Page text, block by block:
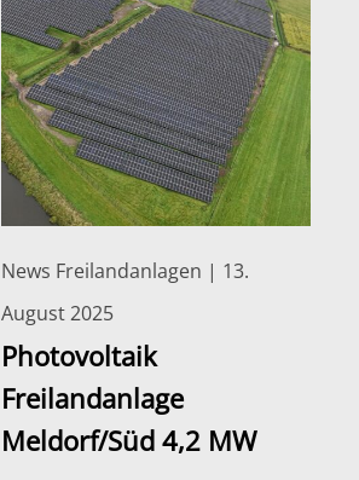
News Freilandanlagen | 13.
August 2025
Photovoltaik
Freilandanlage
Meldorf/Süd 4,2 MW